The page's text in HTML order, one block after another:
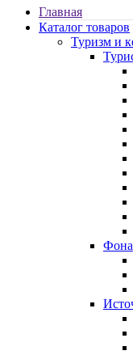
Главная
Каталог товаров
Туризм и